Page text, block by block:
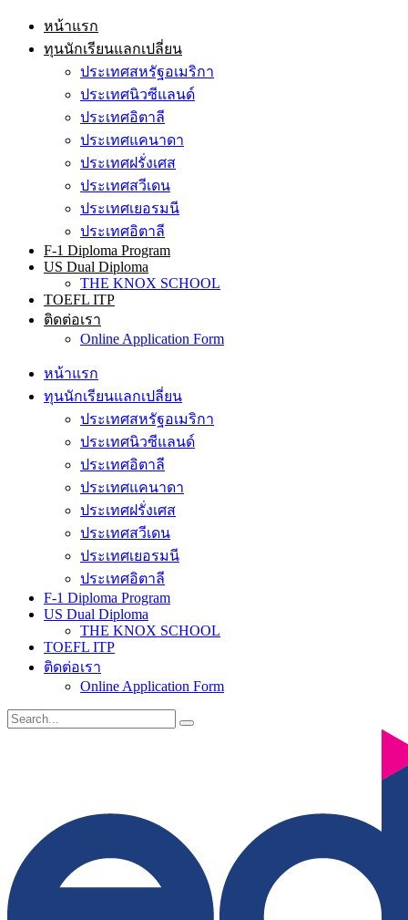
หน้าแรก
ทุนนักเรียนแลกเปลี่ยน
ประเทศสหรัฐอเมริกา
ประเทศนิวซีแลนด์
ประเทศอิตาลี
ประเทศแคนาดา
ประเทศฝรั่งเศส
ประเทศสวีเดน
ประเทศเยอรมนี
ประเทศอิตาลี
F-1 Diploma Program
US Dual Diploma
THE KNOX SCHOOL
TOEFL ITP
ติดต่อเรา
Online Application Form
หน้าแรก
ทุนนักเรียนแลกเปลี่ยน
ประเทศสหรัฐอเมริกา
ประเทศนิวซีแลนด์
ประเทศอิตาลี
ประเทศแคนาดา
ประเทศฝรั่งเศส
ประเทศสวีเดน
ประเทศเยอรมนี
ประเทศอิตาลี
F-1 Diploma Program
US Dual Diploma
THE KNOX SCHOOL
TOEFL ITP
ติดต่อเรา
Online Application Form